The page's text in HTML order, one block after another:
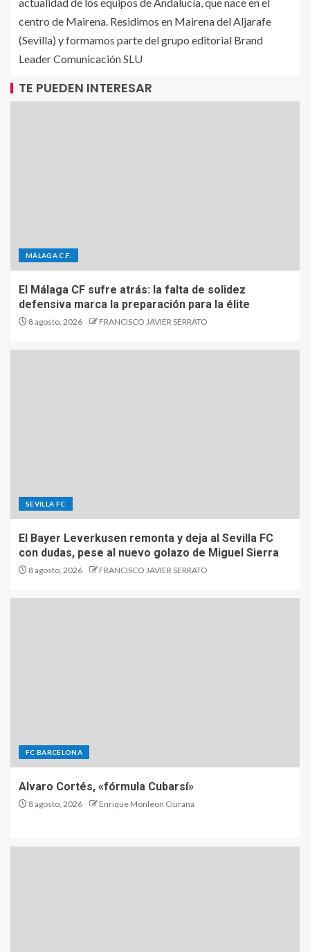
centro de Mairena. Residimos en Mairena del Aljarafe
(Sevilla) y formamos parte del grupo editorial Brand
Leader Comunicación SLU
TE PUEDEN INTERESAR
MÁLAGA C.F.
El Málaga CF sufre atrás: la falta de solidez
defensiva marca la preparación para la élite
8 agosto, 2026 FRANCISCO JAVIER SERRATO
SEVILLA FC
El Bayer Leverkusen remonta y deja al Sevilla FC
con dudas, pese al nuevo golazo de Miguel Sierra
8 agosto, 2026 FRANCISCO JAVIER SERRATO
FC BARCELONA
Alvaro Cortés, «fórmula Cubarsí»
8 agosto, 2026 Enrique Monleon Ciurana